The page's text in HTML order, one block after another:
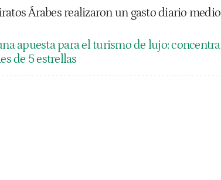
Árabes realizaron un gasto diario medio
apuesta para el turismo de lujo: concentra
de 5 estrellas